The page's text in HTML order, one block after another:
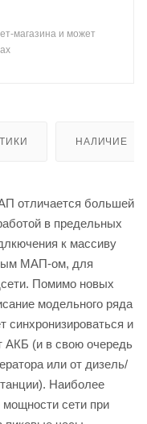
магазина и может
НАЛИЧИЕ
отличается большей
в предельных
к массиву
МАП-ом, для
Помимо новых
модельного ряда
и
АКБ (и в свою очередь
или от дизель/
Наиболее
мощности сети при